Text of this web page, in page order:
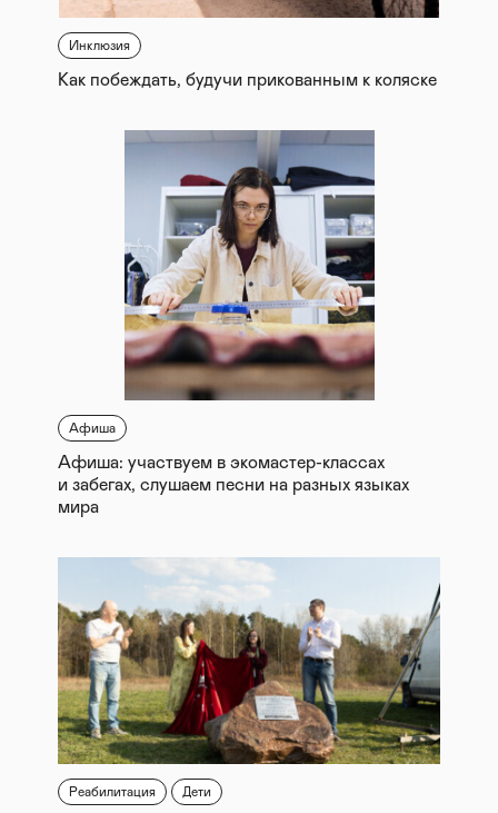
Инклюзия
Как побеждать, будучи прикованным к коляске
Афиша
Афиша: участвуем в экомастер-классах
и забегах, слушаем песни на разных языках
мира
Реабилитация Дети